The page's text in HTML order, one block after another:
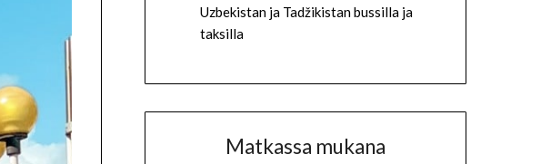
Uzbekistan ja Tadžikistan bussilla ja
taksilla
Matkassa mukana